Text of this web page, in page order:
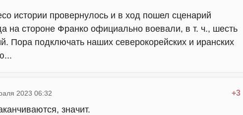
истории провернулось и в ход пошел сценарий
на стороне Франко официально воевали, в т. ч., шесть
Пора подключать наших северокорейских и иранских
+3
2023 06:32
значит.